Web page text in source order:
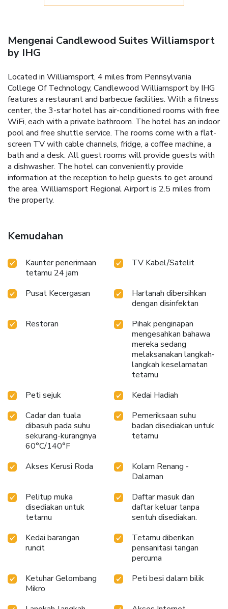
Mengenai Candlewood Suites Williamsport
by IHG
Located in Williamsport, 4 miles from Pennsylvania
College Of Technology, Candlewood Williamsport by IHG
features a restaurant and barbecue facilities. With a fitness
center, the 3-star hotel has air-conditioned rooms with free
WiFi, each with a private bathroom. The hotel has an indoor
pool and free shuttle service. The rooms come with a flat-
screen TV with cable channels, fridge, a coffee machine, a
bath and a desk. All guest rooms will provide guests with
a dishwasher. The hotel can conveniently provide
information at the reception to help guests to get around
the area. Williamsport Regional Airport is 2.5 miles from
the property.
Kemudahan
Kaunter penerimaan
tetamu 24 jam
TV Kabel/Satelit
Pusat Kecergasan
Hartanah dibersihkan
dengan disinfektan
Restoran
Pihak penginapan
mengesahkan bahawa
mereka sedang
melaksanakan langkah-
langkah keselamatan
tetamu
Peti sejuk
Kedai Hadiah
Cadar dan tuala
dibasuh pada suhu
sekurang-kurangnya
60°C/140°F
Pemeriksaan suhu
badan disediakan untuk
tetamu
Akses Kerusi Roda
Kolam Renang -
Dalaman
Pelitup muka
disediakan untuk
tetamu
Daftar masuk dan
daftar keluar tanpa
sentuh disediakan.
Kedai barangan
runcit
Tetamu diberikan
pensanitasi tangan
percuma
Ketuhar Gelombang
Mikro
Peti besi dalam bilik